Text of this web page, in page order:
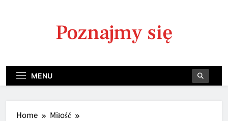
Poznajmy się
MENU
Home
Miłość